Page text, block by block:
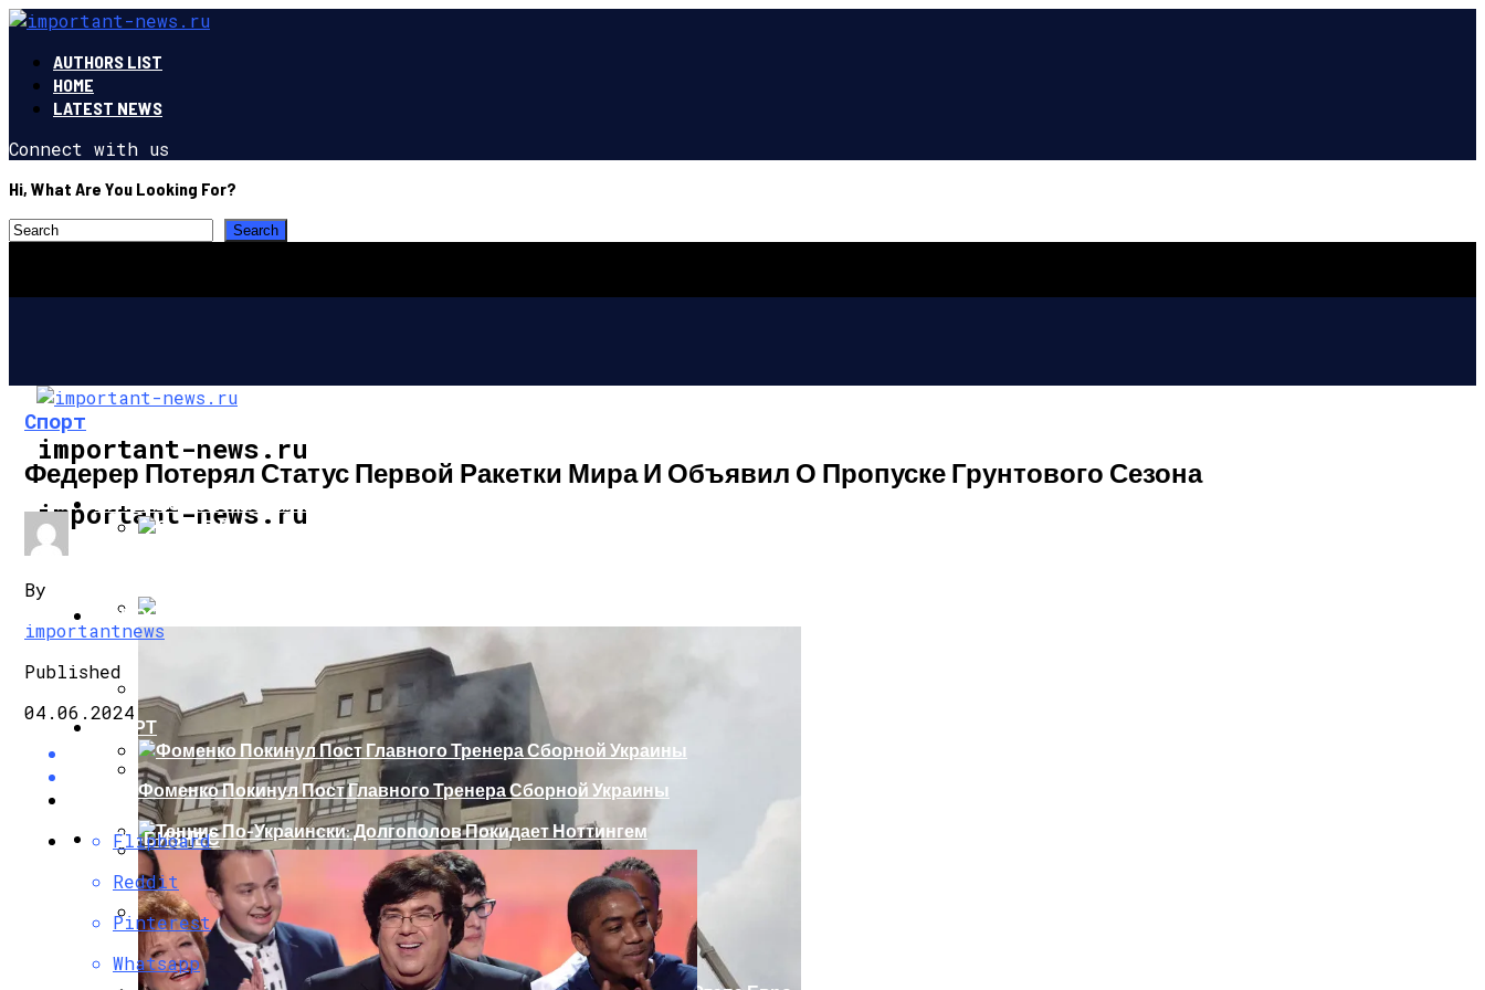
AUTHORS LIST
HOME
LATEST NEWS
Connect with us
Hi, What Are You Looking For?
important-news.ru
important-news.ru
ИНТЕРЕСНОЕ И ПОЗНАВАТЕЛЬНОЕ
В Сети Высмеяли Свадебный Подарок Путина Главе МИД Австрии
«Князь, Где Вы Шлялись»: В Сети Высмеяли Российский Лайнер, «заблудившийся» В Крыму
Репетицию Парада В Киеве Высмеяли Веселыми Фотожабами
В Швеции Белый Медведь Застрял В Окне Отеля, Знатно Позавтракав
НОВОСТИ
СПОРТ
Фоменко Покинул Пост Главного Тренера Сборной Украины
Теннис По-Украински: Долгополов Покидает Ноттингем
Роналду Остается В «Реале» До 2020 Года
ШОУ-БИЗНЕС
Спорт
Федерер Потерял Статус Первой Ракетки Мира И Объявил О Пропуске Грунтового Сезона
By
importantnews
Published
04.06.2024
Flipboard
Reddit
Pinterest
Whatsapp